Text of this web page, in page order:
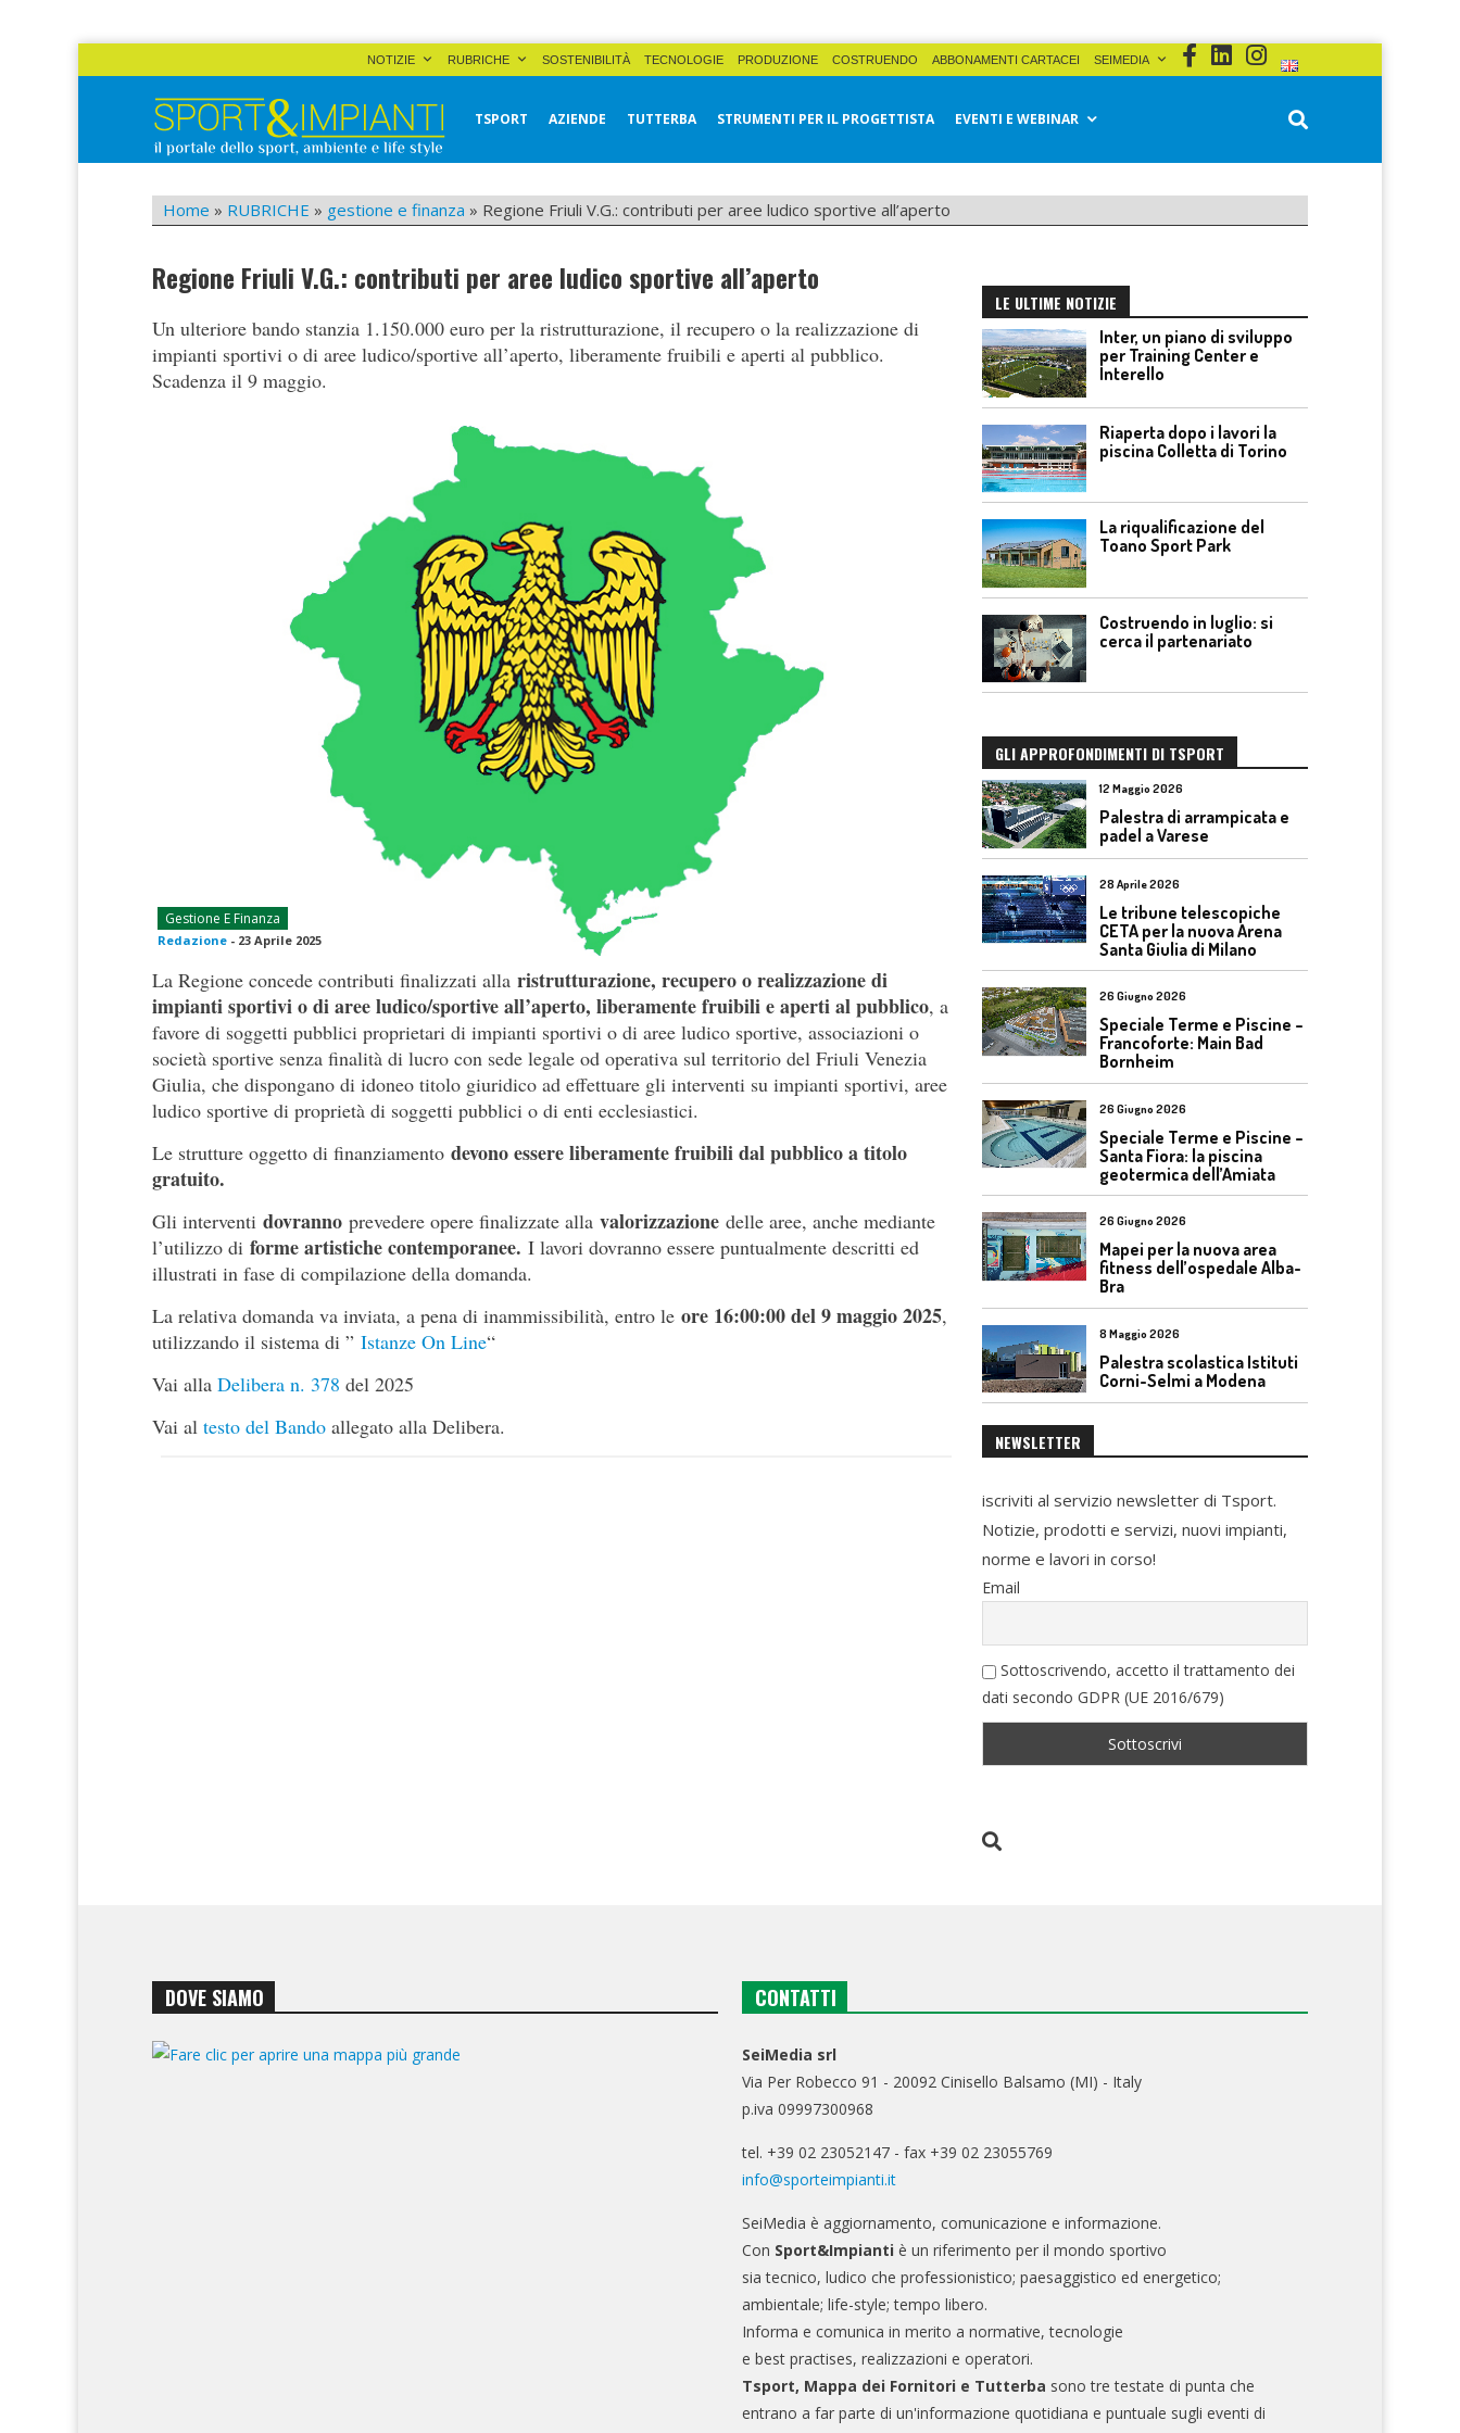
NOTIZIE RUBRICHE SOSTENIBILITÀ TECNOLOGIE PRODUZIONE COSTRUENDO ABBONAMENTI CARTACEI SEIMEDIA
Sport&Impianti
TSPORT AZIENDE TUTTERBA STRUMENTI PER IL PROGETTISTA EVENTI E WEBINAR
Home » RUBRICHE » gestione e finanza » Regione Friuli V.G.: contributi per aree ludico sportive all’aperto
Regione Friuli V.G.: contributi per aree ludico sportive all’aperto
Un ulteriore bando stanzia 1.150.000 euro per la ristrutturazione, il recupero o la realizzazione di
impianti sportivi o di aree ludico/sportive all’aperto, liberamente fruibili e aperti al pubblico.
Scadenza il 9 maggio.
Gestione E Finanza
Redazione - 23 Aprile 2025
La Regione concede contributi finalizzati alla ristrutturazione, recupero o realizzazione di
impianti sportivi o di aree ludico/sportive all’aperto, liberamente fruibili e aperti al pubblico, a
favore di soggetti pubblici proprietari di impianti sportivi o di aree ludico sportive, associazioni o
società sportive senza finalità di lucro con sede legale od operativa sul territorio del Friuli Venezia
Giulia, che dispongano di idoneo titolo giuridico ad effettuare gli interventi su impianti sportivi, aree
ludico sportive di proprietà di soggetti pubblici o di enti ecclesiastici.
Le strutture oggetto di finanziamento devono essere liberamente fruibili dal pubblico a titolo
gratuito.
Gli interventi dovranno prevedere opere finalizzate alla valorizzazione delle aree, anche mediante
l’utilizzo di forme artistiche contemporanee. I lavori dovranno essere puntualmente descritti ed
illustrati in fase di compilazione della domanda.
La relativa domanda va inviata, a pena di inammissibilità, entro le ore 16:00:00 del 9 maggio 2025,
utilizzando il sistema di ” Istanze On Line“
Vai alla Delibera n. 378 del 2025
Vai al testo del Bando allegato alla Delibera.
LE ULTIME NOTIZIE
Inter, un piano di sviluppo
per Training Center e
Interello
Riaperta dopo i lavori la
piscina Colletta di Torino
La riqualificazione del
Toano Sport Park
Costruendo in luglio: si
cerca il partenariato
GLI APPROFONDIMENTI DI TSPORT
12 Maggio 2026
Palestra di arrampicata e
padel a Varese
28 Aprile 2026
Le tribune telescopiche
CETA per la nuova Arena
Santa Giulia di Milano
26 Giugno 2026
Speciale Terme e Piscine –
Francoforte: Main Bad
Bornheim
26 Giugno 2026
Speciale Terme e Piscine –
Santa Fiora: la piscina
geotermica dell’Amiata
26 Giugno 2026
Mapei per la nuova area
fitness dell’ospedale Alba-
Bra
8 Maggio 2026
Palestra scolastica Istituti
Corni-Selmi a Modena
NEWSLETTER
iscriviti al servizio newsletter di Tsport.
Notizie, prodotti e servizi, nuovi impianti,
norme e lavori in corso!
Email
Sottoscrivendo, accetto il trattamento dei
dati secondo GDPR (UE 2016/679)
DOVE SIAMO CONTATTI
SeiMedia srl
Via Per Robecco 91 - 20092 Cinisello Balsamo (MI) - Italy
p.iva 09997300968
tel. +39 02 23052147 - fax +39 02 23055769
info@sporteimpianti.it
SeiMedia è aggiornamento, comunicazione e informazione.
Con Sport&Impianti è un riferimento per il mondo sportivo
sia tecnico, ludico che professionistico; paesaggistico ed energetico;
ambientale; life-style; tempo libero.
Informa e comunica in merito a normative, tecnologie
e best practises, realizzazioni e operatori.
Tsport, Mappa dei Fornitori e Tutterba sono tre testate di punta che
entrano a far parte di un'informazione quotidiana e puntuale sugli eventi di